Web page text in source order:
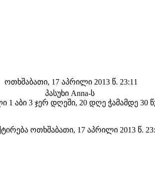
ოთხშაბათი, 17 აპრილი 2013 წ. 23:11
პასუხი Anna-ს
1 აბი 3 ჯერ დღეში, 20 დღე ჭამამდე 30
ოთხშაბათი, 17 აპრილი 2013 წ.